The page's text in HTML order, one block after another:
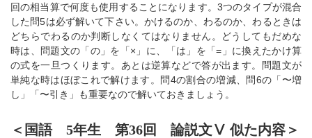
回の相当算で何度も使用することになります。3つのタイプが混合
した問5は必ず解いて下さい。かけるのか、わるのか、わるときは
どちらでわるのか判断しなくてはなりません。どうしてもだめな
時は、問題文の「の」を「×」に、「は」を「=」に換えたかけ算
の式を一旦つくります。あとは逆算などで答が出ます。問題文が
単純な時はほぼこれで解けます。問4の割合の増減、問6の「〜増
し」「〜引き」も重要なので解いておきましょう。
＜国語 5年生 第36回 論説文Ⅴ 似た内容＞